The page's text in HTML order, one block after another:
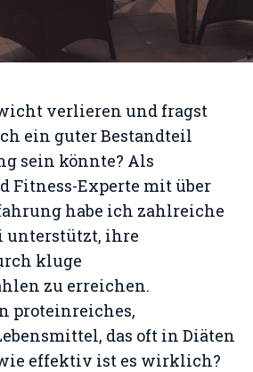
verlieren und fragst
ein guter Bestandteil
sein könnte? Als
Fitness-Experte mit über
habe ich zahlreiche
unterstützt, ihre
kluge
zu erreichen.
proteinreiches,
das oft in Diäten
effektiv ist es wirklich?